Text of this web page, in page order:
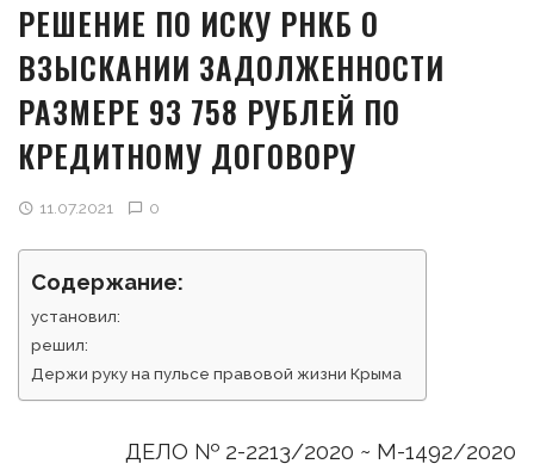
РЕШЕНИЕ ПО ИСКУ РНКБ О
ВЗЫСКАНИИ ЗАДОЛЖЕННОСТИ
РАЗМЕРЕ 93 758 РУБЛЕЙ ПО
КРЕДИТНОМУ ДОГОВОРУ
11.07.2021 0
Содержание:
установил:
решил:
Держи руку на пульсе правовой жизни Крыма
ДЕЛО № 2-2213/2020 ~ М-1492/2020